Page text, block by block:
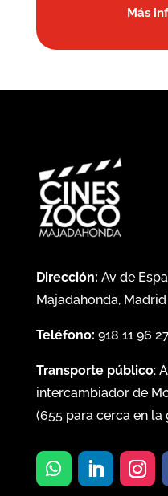
Más
Dirección: Av de
Majadahonda, Madrid
Teléfono: 918 11 96
Transporte público:
intercambiador de
(655para cerca en la